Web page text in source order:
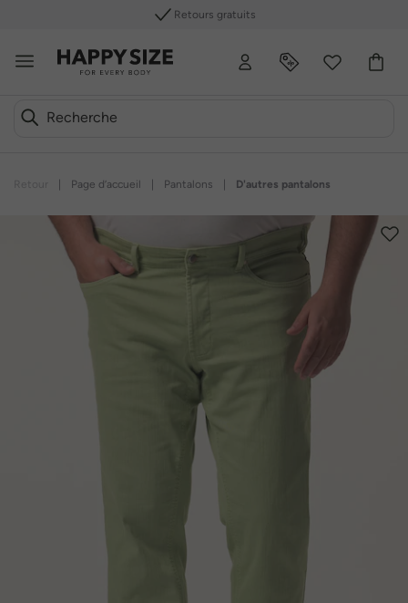
Retours gratuits
Page d’accueil Pantalons D'autres pantalons